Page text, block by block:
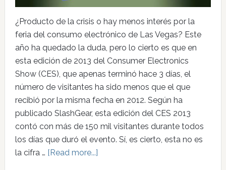
¿Producto de la crisis o hay menos interés por la
feria del consumo electrónico de Las Vegas? Este
año ha quedado la duda, pero lo cierto es que en
esta edición de 2013 del Consumer Electronics
Show (CES), que apenas terminó hace 3 días, el
número de visitantes ha sido menos que el que
recibió por la misma fecha en 2012. Según ha
publicado SlashGear, esta edición del CES 2013
contó con más de 150 mil visitantes durante todos
los días que duró el evento. Sí, es cierto, esta no es
la cifra … [Read more...]